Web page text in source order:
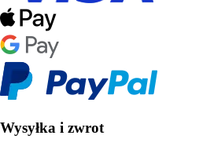
Wysyłka i zwrot